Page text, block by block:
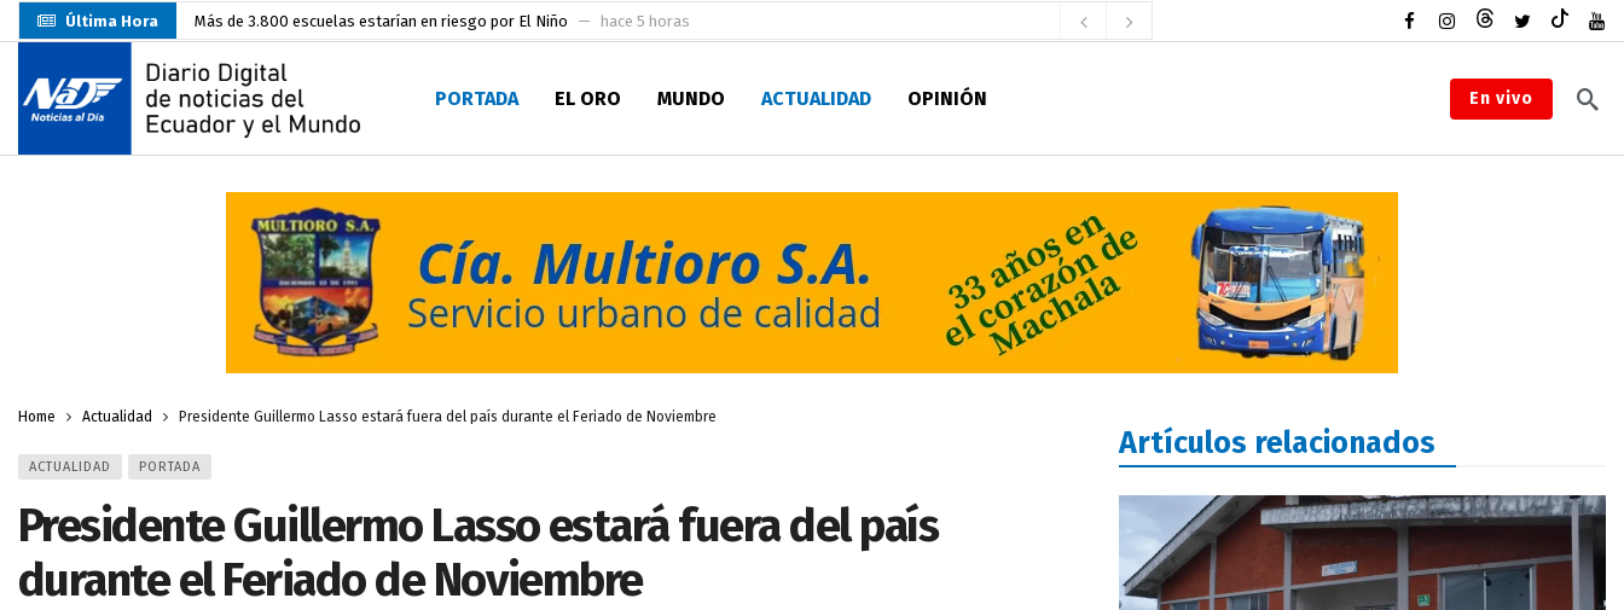
Última Hora Nuevo Santa Rosa Sporting Club inicia su camino en la Serie A del Fútbol Femenino Nacional 2026
UTMACH fortalece la formación especializada con su Maestría en Producción Animal
Unidad Popular confirma acuerdo político con RC, socialismo y Lista 70 en Pichincha y varias provincias hace 24 horas
Delegación de El Oro fiscaliza propaganda electoral
Prefecto Clemente Bravo Inauguró Centro de Acopio Casa del Pescador Artesanal Orense
Carlos Rodríguez presentó documentación certificada para su inscripción a la alcaldía de Machala
Colombia reanuda venta de energía
Sin objeciones la candidatura de Carlos Rodríguez para la Alcaldía de Machala hace 45 minutos
PORTADA EL ORO MUNDO ACTUALIDAD OPINIÓN En vivo
Home Actualidad Presidente Guillermo Lasso estará fuera del país durante el Feriado de Noviembre
ACTUALIDAD PORTADA
Presidente Guillermo Lasso estará fuera del país
durante el Feriado de Noviembre
Artículos relacionados